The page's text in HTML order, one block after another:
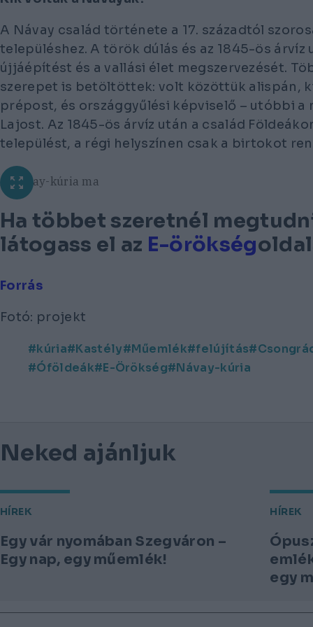
A Návay család története a 17. századtól
településhez. A török dúlás és az 1845-ös árvíz
újjáépítést és a vallási élet megszervezését.
szerepet is betöltöttek: volt közöttük alispán,
prépost, és országgyűlési képviselő – utóbbi a
Lajost. Az 1845-ös árvíz után a család
települést, a régi helyszínen csak a birtokot
A Návay-kúria ma
Ha többet szeretnél
látogass el az E-örökség
Forrás
Fotó: projekt
kúria Kastély Műemlék felújítás
Óföldeák
E-Örökség Návay-kúria
Neked ajánljuk
HÍREK
Egy vár nyomában Szegváron –
Egy nap, egy műemlék!
HÍREK
egy
Lábléc